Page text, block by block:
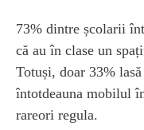
73% dintre școlarii
că au în clase un
Totuși, doar 33%
întotdeauna mobilul
rareori regula.